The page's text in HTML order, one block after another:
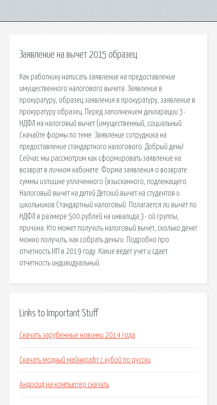
Заявление на вычет 2015 образец
Как работнику написать заявление на предоставление
имущественного налогового вычета. Заявление в
прокуратуру, образец заявления в прокуратуру, заявление в
прокуратуру образец. Перед заполнением декларации 3-
НДФЛ на налоговый вычет (имущественный, социальный.
Скачайте формы по теме: Заявление сотрудника на
предоставление стандартного налогового. Добрый день!
Сейчас мы рассмотрим как сформировать заявление на
возврат в личном кабинете. Форма заявления о возврате
суммы излишне уплаченного (взысканного, подлежащего.
Налоговый вычет на детей Детский вычет на студентов и
школьников Стандартный налоговый. Полагается ли вычет по
НДФЛ в размере 500 рублей на инвалида 3- ой группы,
причина. Кто может получить налоговый вычет, сколько денег
можно получить, как собрать деньги. Подробно про
отчетность ИП в 2019 году. Какие ведет учет и сдает
отчетность индивидуальный.
Links to Important Stuff
Скачать зарубежные новинки 2014 года
Скачать модный майнкрафт с кубой по русски
Андроид на компьютер скачать